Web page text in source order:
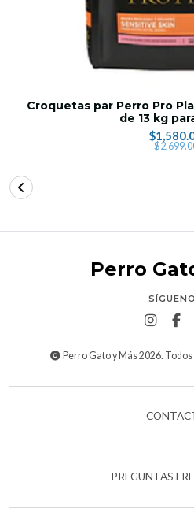
Croquetas par Perro Pro
de 13 kg
Perro
Perro Gato y Más 2026.
PREGUNTAS